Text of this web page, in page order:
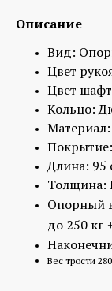
Описание
Вид:
Цвет
Цвет
Кольцо:
Длина: 95
Толщина:
Опорный
до 250 кг
Вес трости